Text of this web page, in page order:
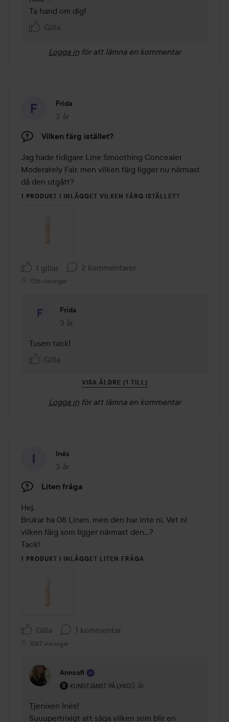
Ta hand om dig!
Gilla
Logga in för att lämna en kommentar
Frida
3 år
Inlägget skapades 3 år
Vilken färg istället?
Jag hade tidigare Line Smoothing Concealer
Moderately Fair, men vilken färg ligger nu närmast
då den utgått?
1 PRODUKT I INLÄGGET VILKEN FÄRG ISTÄLLET?
1 gillar 2 kommentarer
1126 visningar
Frida
3 år
Kommentaren lades 3 år
Tusen tack!
Gilla
VISA ÄLDRE (1 TILL)
Logga in för att lämna en kommentar
Inés
3 år
Inlägget skapades 3 år
Liten fråga
Hej,
Brukar ha 08 Linen, men den har inte ni. Vet ni
vilken färg som ligger närmast den…?
Tack!
1 PRODUKT I INLÄGGET LITEN FRÅGA
Gilla 1 kommentar
1067 visningar
Annsofi
KUNDTJÄNST PÅ LYKO
Användarens roll: Kundtjänst på Lyko.
3 år
Kommentaren lades 3 år
Tjenixen Inés!
Suuupertrixigt att säga vilken som blir en